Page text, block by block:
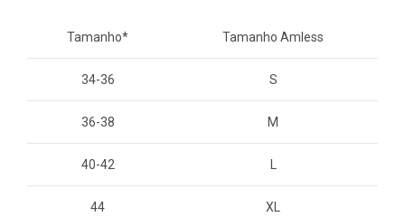
Tamanho* Tamanho Amless
34-36 S
36-38 M
40-42
44 XL